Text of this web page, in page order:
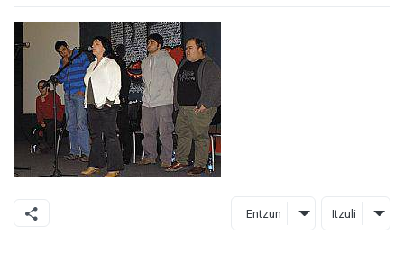
Entzun Itzuli